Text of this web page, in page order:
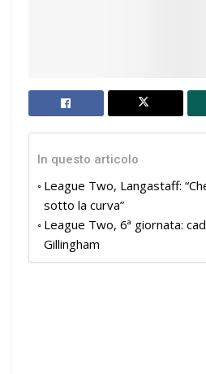
In questo articolo
League Two, Langastaff:
sotto la curva”
League Two, 6ª giornata:
Gillingham